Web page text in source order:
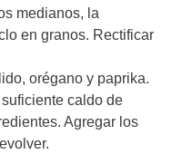
medianos, la
en granos. Rectificar
orégano y paprika.
caldo de
Agregar los